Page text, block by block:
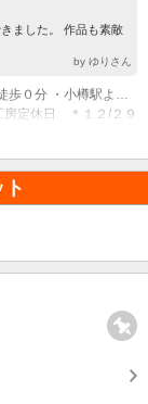
ました。 作品も素敵
by ゆりさん
(1)・小樽駅より天狗山ロープウェイ行 終点下車 徒歩０分 ・小樽駅より車で約１５分 ・小樽インターより車で約１５分
定休日 ＊１２/２９